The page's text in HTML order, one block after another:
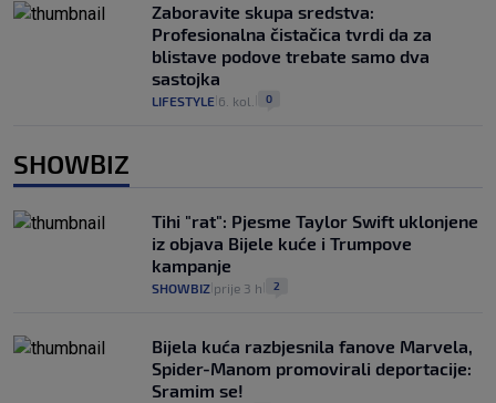
Zaboravite skupa sredstva:
Profesionalna čistačica tvrdi da za
blistave podove trebate samo dva
sastojka
LIFESTYLE 6. kol. 0
SHOWBIZ
Tihi "rat": Pjesme Taylor Swift uklonjene
iz objava Bijele kuće i Trumpove
kampanje
SHOWBIZ prije 3 h 2
Bijela kuća razbjesnila fanove Marvela,
Spider-Manom promovirali deportacije:
Sramim se!